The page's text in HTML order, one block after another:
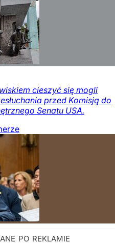
cieszyć się mogli
przed Komisją do
Senatu USA.